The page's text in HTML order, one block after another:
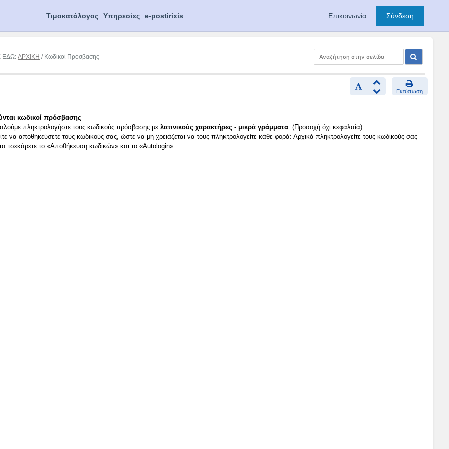
Τιμοκατάλογος Υπηρεσίες e-postirixis Επικοινωνία Σύνδεση
ΕΔΩ:ΑΡΧΙΚΗ / Κωδικοί Πρόσβασης
Εκτύπωση
κωδικοί πρόσβασης
πληκτρολογήστε τους κωδικούς πρόσβασης με λατινικούς χαρακτήρες - μικρά γράμματα(Προσοχή όχι κεφαλαία).
να αποθηκεύσετε τους κωδικούς σας, ώστε να μη χρειάζεται να τους πληκτρολογείτε κάθε φορά: Αρχικά πληκτρολογείτε τους κωδικούς σας
τσεκάρετε το «Αποθήκευση κωδικών» και το «Autologin».